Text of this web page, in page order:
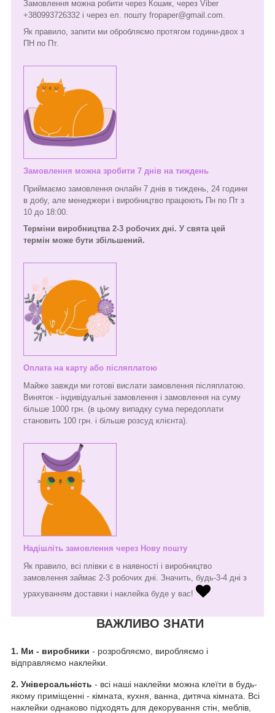
Замовлення можна робити через Кошик, через Viber
+380993726332 і через ел. пошту fropaper@gmail.com.
Як правило, запити ми обробляємо протягом години-двох з
ПН по Пт.
Замовлення можна зробити 7 днів на тиждень
Приймаємо замовлення онлайн 7 днів в тиждень, 24 години
в добу, але менеджери і виробництво працюють Пн по Пт з
10 до 18:00.
Терміни виробництва 2-3 робочих дні. У свята цей
термін може бути збільшений.
Оплата на карту або післяплатою
Майже завжди ми готові вислати замовлення післяплатою.
Виняток - індивідуальні замовлення і замовлення на суму
більше 1000 грн. (в цьому випадку сума передоплати
становить 100 грн. і більше розсуд клієнта).
Надішліть замовлення через Нову пошту
Як правило, всі плівки є в наявності і виробництво
замовлення займає 2-3 робочих дні. Значить, будь-3-4 дні з
урахуванням доставки і наклейка буде у вас!
ВАЖЛИВО ЗНАТИ
1. Ми - виробники - розробляємо, виробляємо і
відправляємо наклейки.
2. Універсальність - всі наші наклейки можна клеїти в будь-
якому приміщенні - кімната, кухня, ванна, дитяча кімната. Всі
наклейки однаково підходять для декорування стін, меблів,